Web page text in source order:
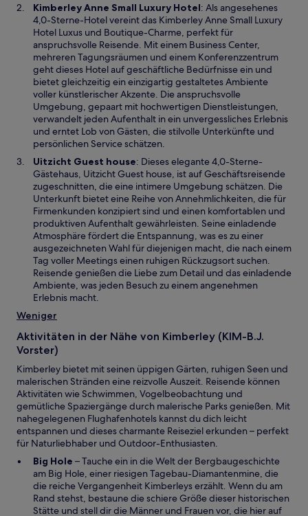
u
e
n
F
e
n
s
t
e
r
g
e
ö
f
f
n
e
t
Kimberley Anne Small Luxury HotelW
i
r
d
i
n
e
i
n
e
m
u
e
n
F
e
n
s
t
e
r
g
f
e
t
: Als angesehenes
4,0-Sterne-Hotel vereint das Kimberley Anne Small Luxury
Hotel Luxus und Boutique-Charme, perfekt für
anspruchsvolle Reisende. Mit einem Business Center,
mehreren Tagungsräumen und einem Konferenzzentrum
geht dieses Hotel auf geschäftliche Bedürfnisse ein und
bietet gleichzeitig ein einzigartig gestaltetes Ambiente
voller künstlerischer Akzente. Die anspruchsvolle
Umgebung, gepaart mit hochwertigen Dienstleistungen,
verwandelt jeden Aufenthalt in ein unvergessliches Erlebnis
und erntet Lob von Gästen, die stilvolle Unterkünfte und
persönlichen Service schätzen.
Uitzicht Guest houseW
i
r
d
i
n
e
i
n
e
m
e
e
n
s
t
e
r
g
e
ö
f
f
n
: Dieses elegante 4,0-Sterne-
Gästehaus, Uitzicht Guest house, ist auf Geschäftsreisende
zugeschnitten, die eine intimere Umgebung schätzen. Die
Unterkunft bietet eine Reihe von Annehmlichkeiten, die für
Firmenkunden konzipiert sind und einen komfortablen und
produktiven Aufenthalt gewährleisten. Seine einladende
Atmosphäre fördert die Entspannung, was es zu einer
ausgezeichneten Wahl für diejenigen macht, die nach einem
Tag voller Meetings einen ruhigen Rückzugsort suchen.
Reisende genießen die Liebe zum Detail und das einladende
Ambiente, was jeden Besuch zu einem angenehmen
Erlebnis macht.
Weniger
Aktivitäten in der Nähe von Kimberley (KIM-B.J.
Vorster)
Kimberley bietet mit seinen üppigen Gärten, ruhigen Seen und
malerischen Stränden eine reizvolle Auszeit. Reisende können
Aktivitäten wie Schwimmen, Vogelbeobachtung und
gemütliche Spaziergänge durch malerische Parks genießen. Mit
nahegelegenen Flughafenhotels kannst du dich leicht
entspannen und dieses charmante Reiseziel erkunden – perfekt
für Naturliebhaber und Outdoor-Enthusiasten.
Big Hole W
i
r
d
i
– Tauche ein in die Welt der Bergbaugeschichte
am Big Hole, einer riesigen Tagebau-Diamantenmine, die
die reiche Vergangenheit Kimberleys erzählt. Wenn du am
Rand stehst, bestaune die schiere Größe dieser historischen
Stätte und stell dir die Männer und Frauen vor, die hier auf